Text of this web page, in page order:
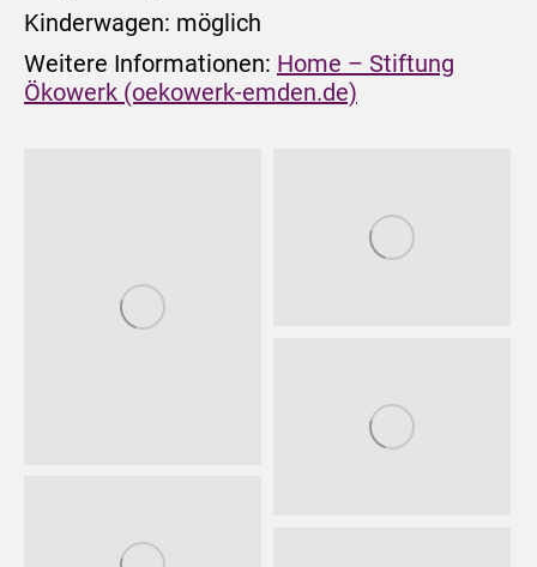
Kinderwagen: möglich
Weitere Informationen: Home – Stiftung
Ökowerk (oekowerk-emden.de)